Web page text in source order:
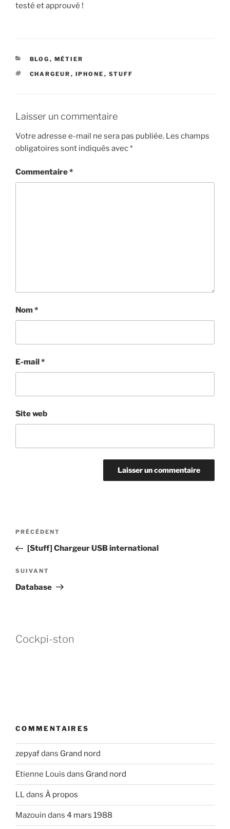
testé et approuvé !
CATÉGORIES
BLOG , MÉTIER
ÉTIQUETTES
CHARGEUR , IPHONE , STUFF
Laisser un commentaire
Votre adresse e-mail ne sera pas publiée. Les champs
obligatoires sont indiqués avec*
Commentaire*
Nom*
E-mail*
Site web
Navigation
l’article
Article
précédent
PRÉCÉDENT
[Stuff] Chargeur USB international
Article
suivant
SUIVANT
Database
Cockpi-ston
COMMENTAIRES
zepyafdans Grand nord
Etienne Louis dans Grand nord
LLdans À propos
Mazouin dans 4 mars 1988